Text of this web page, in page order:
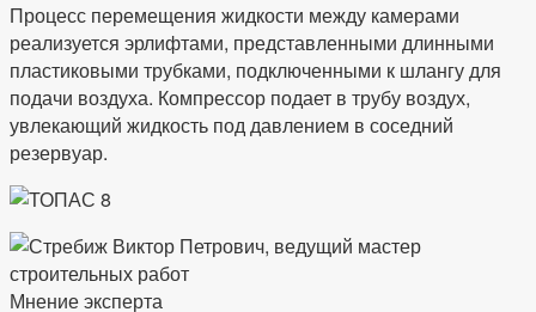
Процесс перемещения жидкости между камерами
реализуется эрлифтами, представленными длинными
пластиковыми трубками, подключенными к шлангу для
подачи воздуха. Компрессор подает в трубу воздух,
увлекающий жидкость под давлением в соседний
резервуар.
Мнение эксперта